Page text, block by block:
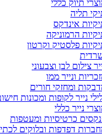
תיוק כללי
תליה
אינדקס
הרמוניקה
פלסטיק וקרטון
צילום לבן וצבעוני
ונייר ממו
ומחזקי חורים
נייר לקופות ומכונות
נייר כללי
כרטיסיות ומעטפות
דפדפות ובלוקים